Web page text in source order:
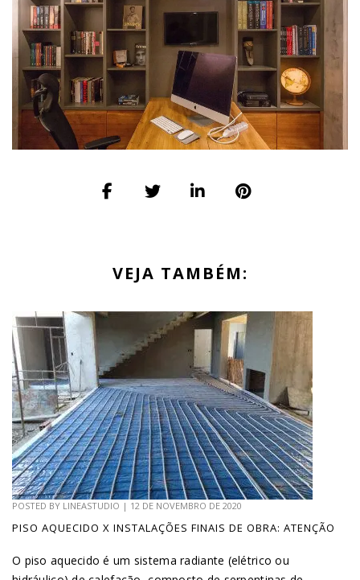
VEJA TAMBÉM:
POSTED BY LINEASTUDIO | 12 DE NOVEMBRO DE 2020
PISO AQUECIDO X INSTALAÇÕES FINAIS DE OBRA: ATENÇÃO
O piso aquecido é um sistema radiante (elétrico ou